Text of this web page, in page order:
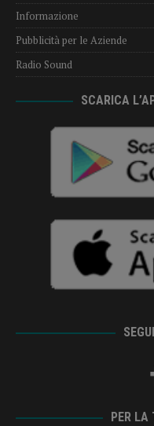
Informazione
Pubblicità per le Aziende
Radio Sound
SCARICA
PER